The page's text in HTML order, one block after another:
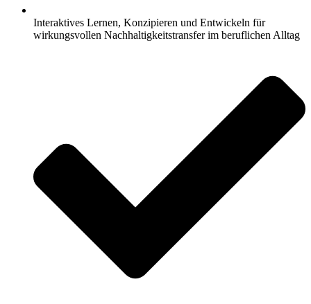
Interaktives Lernen, Konzipieren und Entwickeln für
wirkungsvollen Nachhaltigkeitstransfer im beruflichen Alltag